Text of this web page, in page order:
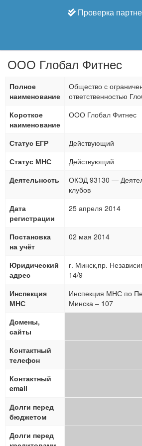
Проверка
ООО Глобал Фитнес
Полное
наименование
Общество с
ответственностью
Короткое
наименование
ООО Глобал Фитнес
Статус ЕГР
Действующий
Статус МНС
Действующий
Деятельность
ОКЭД 93130 —
клубов
Дата
регистрации
25 апреля 2014
Постановка
на учёт
02 мая 2014
Юридический
адрес
г. Минск,пр.
14/9
Инспекция
МНС
Инспекция МНС по
Минска – 107
Домены,
сайты
Контактный
телефон
Контактный
email
Долги перед
бюджетом
Долги перед